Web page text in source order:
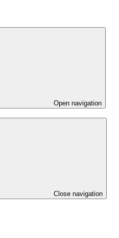
Open navigation
Close navigation